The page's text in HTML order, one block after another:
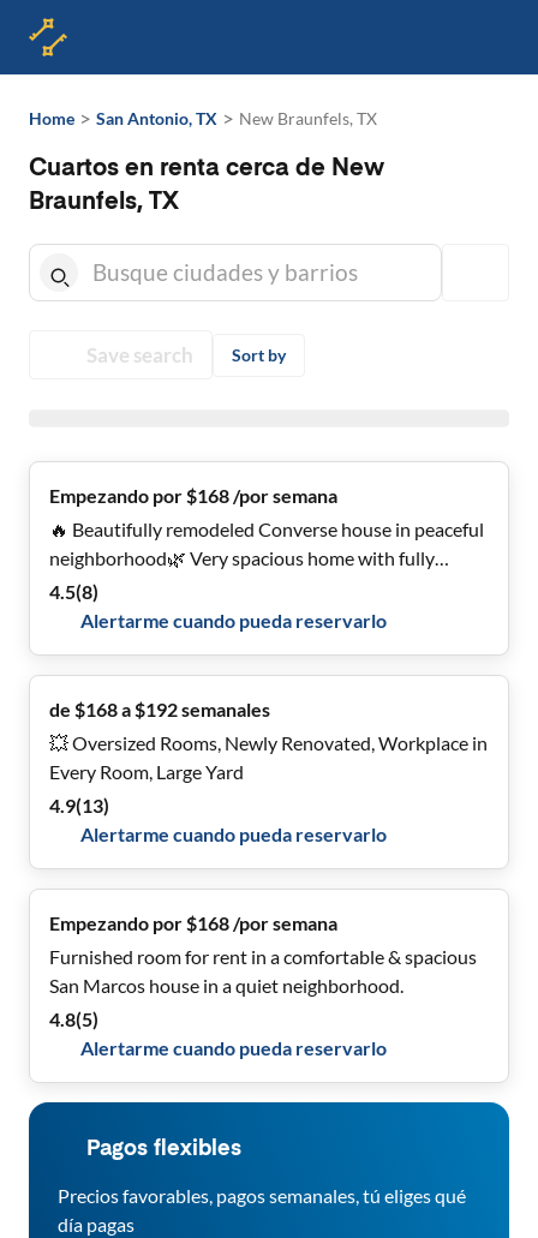
Home > San Antonio, TX > New Braunfels, TX
Cuartos en renta cerca de New
Braunfels, TX
Save search Sort by
Empezando por $168 /por semana
🔥 Beautifully remodeled Converse house in peaceful
neighborhood🌿 Very spacious home with fully
updated kitchen ✨ & new furnishings throughout!
4.5(8)
Alertarme cuando pueda reservarlo
de $168 a $192 semanales
💥 Oversized Rooms, Newly Renovated, Workplace in
Every Room, Large Yard
4.9(13)
Alertarme cuando pueda reservarlo
Empezando por $168 /por semana
Furnished room for rent in a comfortable & spacious
San Marcos house in a quiet neighborhood.
4.8(5)
Alertarme cuando pueda reservarlo
Pagos flexibles
Precios favorables, pagos semanales, tú eliges qué
día pagas